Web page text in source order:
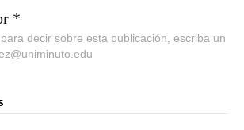
*
decir sobre esta publicación, escriba un